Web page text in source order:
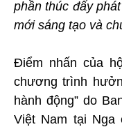
phần thúc đẩy
mới sáng tạo và
Điểm nhấn của
chương trình
hành động” do
Việt Nam tại